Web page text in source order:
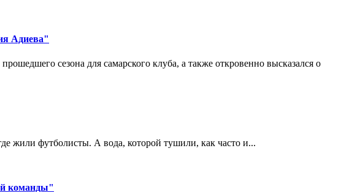
Адиева"
сезона для самарского клуба, а также откровенно высказался о
жили футболисты. А вода, которой тушили, как часто и...
команды"